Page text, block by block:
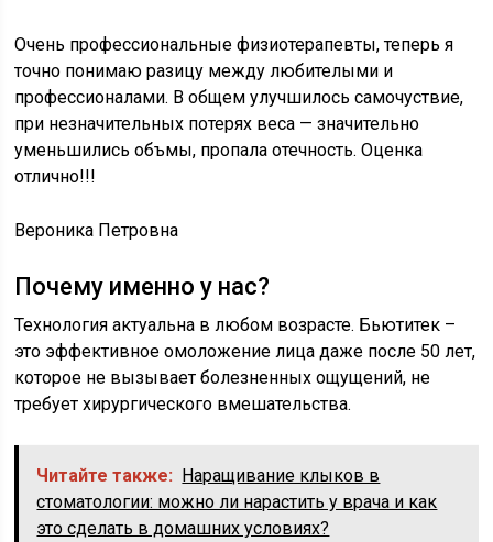
Очень профессиональные физиотерапевты, теперь я
точно понимаю разицу между любителыми и
профессионалами. В общем улучшилось самочуствие,
при незначительных потерях веса — значительно
уменьшились объмы, пропала отечность. Оценка
отлично!!!
Вероника Петровна
Почему именно у нас?
Технология актуальна в любом возрасте. Бьютитек –
это эффективное омоложение лица даже после 50 лет,
которое не вызывает болезненных ощущений, не
требует хирургического вмешательства.
Читайте также: Наращивание клыков в
стоматологии: можно ли нарастить у врача и как
это сделать в домашних условиях?